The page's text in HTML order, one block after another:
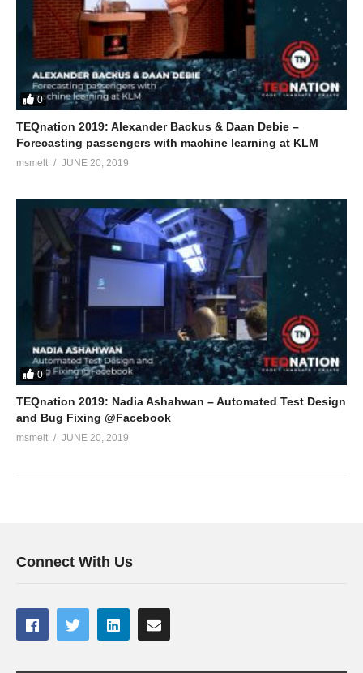
0
TEQnation 2019: Alexander Backus & Daan Debie –
Forecasting passengers with machine learning at KLM
msmelt JUNE 20, 2019
0
TEQnation 2019: Nadia Ashahwan – Automated Test Design
and Bug Fixing @Facebook
msmelt JUNE 20, 2019
Connect With Us